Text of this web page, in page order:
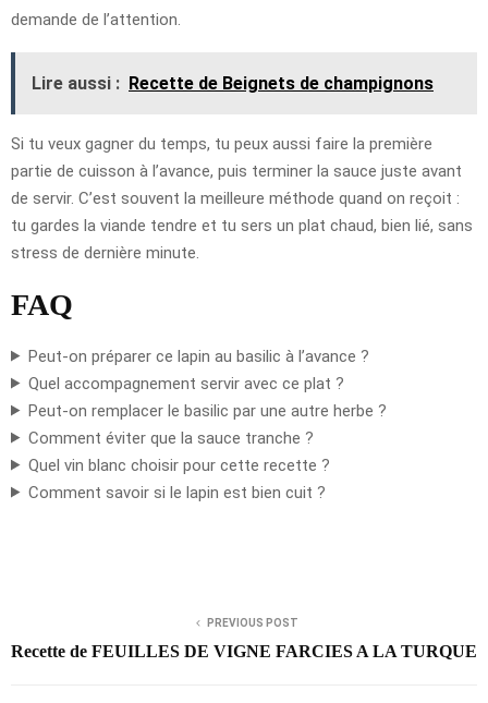
demande de l’attention.
Lire aussi : Recette de Beignets de champignons
Si tu veux gagner du temps, tu peux aussi faire la première
partie de cuisson à l’avance, puis terminer la sauce juste avant
de servir. C’est souvent la meilleure méthode quand on reçoit :
tu gardes la viande tendre et tu sers un plat chaud, bien lié, sans
stress de dernière minute.
FAQ
Peut-on préparer ce lapin au basilic à l’avance ?
Quel accompagnement servir avec ce plat ?
Peut-on remplacer le basilic par une autre herbe ?
Comment éviter que la sauce tranche ?
Quel vin blanc choisir pour cette recette ?
Comment savoir si le lapin est bien cuit ?
PREVIOUS POST
Recette de FEUILLES DE VIGNE FARCIES A LA TURQUE